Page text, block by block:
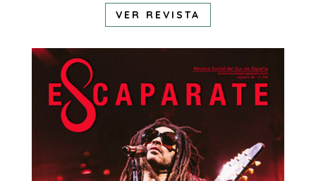
VER REVISTA